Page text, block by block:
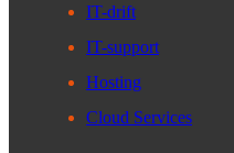
IT-drift
IT-support
Hosting
Cloud Services